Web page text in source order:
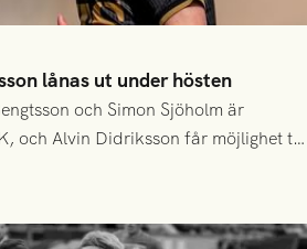
lånas ut under hösten
och Simon Sjöholm är
och Alvin Didriksson får möjlighet till
föreningssamarbete.